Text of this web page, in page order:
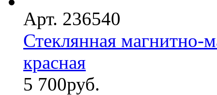
Арт. 236540
Стеклянная магнитно-
красная
5 700руб.